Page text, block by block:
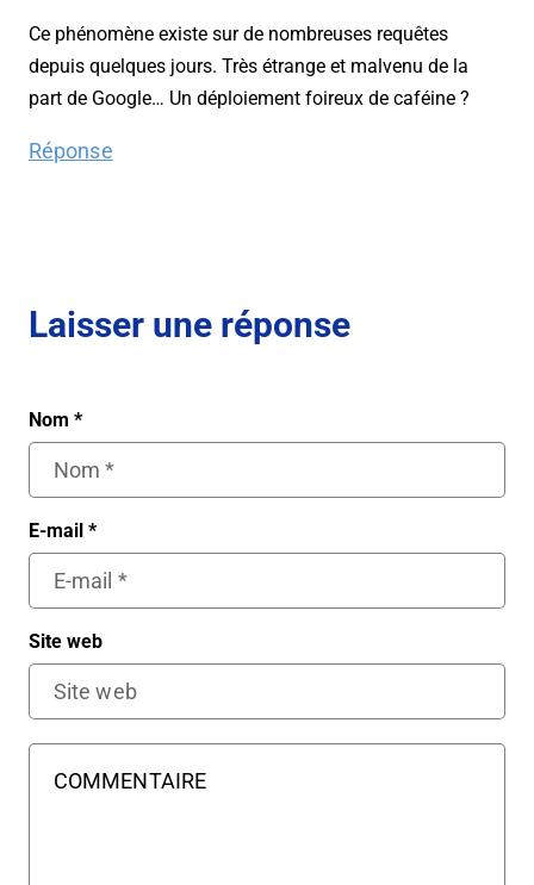
Ce phénomène existe sur de nombreuses requêtes
depuis quelques jours. Très étrange et malvenu de la
part de Google… Un déploiement foireux de caféine ?
Réponse
Laisser une réponse
Nom *
E-mail *
Site web